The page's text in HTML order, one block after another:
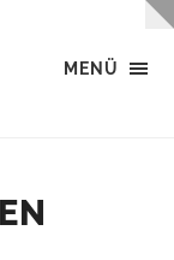
MENÜ